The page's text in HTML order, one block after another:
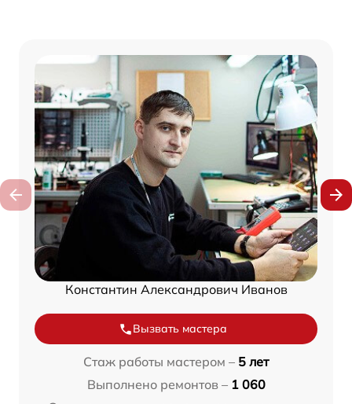
Константин Александрович Иванов
Вызвать мастера
Стаж работы мастером – 5 лет
Выполнено ремонтов – 1 060